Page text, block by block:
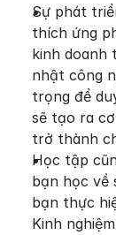
Sự phát
thích ứng
kinh doanh
nhật công
trọng để
sẽ tạo ra
trở thành
Học tập
bạn học về
bạn thực
Kinh